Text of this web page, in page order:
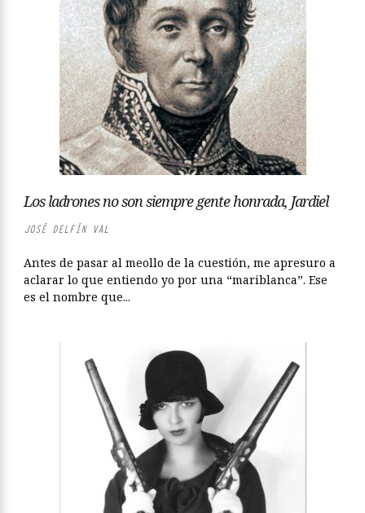
Los ladrones no son siempre gente honrada, Jardiel
JOSÉ DELFÍN VAL
Antes de pasar al meollo de la cuestión, me apresuro a
aclarar lo que entiendo yo por una “mariblanca”. Ese
es el nombre que...